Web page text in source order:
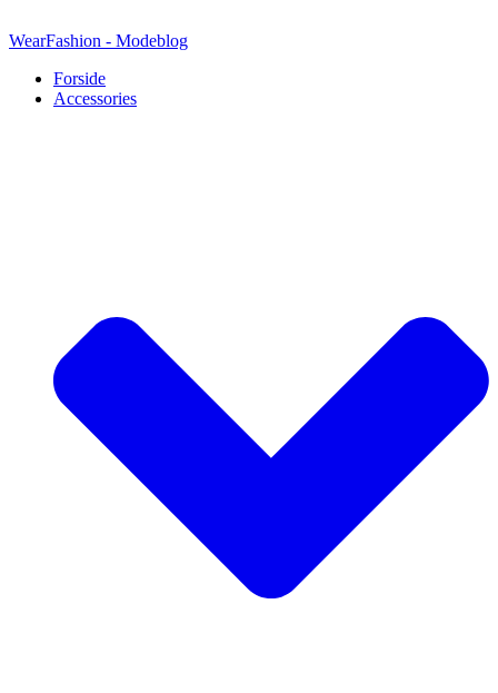
til
WearFashion - Modeblog
Forside
Accessories